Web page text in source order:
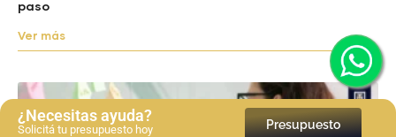
¿Necesitas ayuda?
Solicitá tu presupuesto hoy Presupuesto
paso
Ver más